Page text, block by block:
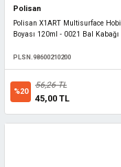
Polisan
Polisan X1ART Multisurface Hobi
Boyası 120ml - 0021 Bal Kabağı
PLSN.98600210200
%20
56,26 TL
45,00 TL